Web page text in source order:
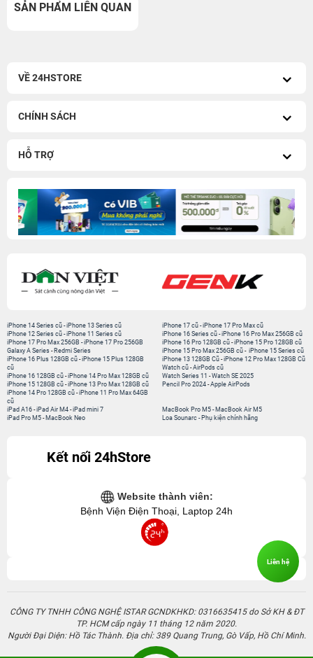
SẢN PHẨM LIÊN QUAN
VỀ 24HSTORE
CHÍNH SÁCH
HỖ TRỢ
iPhone 14 Series cũ -iPhone 13 Series cũ
iPhone 12 Series cũ -iPhone 11 Series cũ
iPhone 17 Pro Max 256GB -iPhone 17 Pro 256GB
Galaxy A Series - Redmi Series
iPhone 17 cũ-iPhone 17 Pro Max cũ
iPhone 16 Series cũ- iPhone 16 Pro Max 256GB cũ
iPhone 16 Pro 128GB cũ-iPhone 15 Pro 128GB cũ
iPhone 15 Pro Max 256GB cũ- iPhone 15 Series cũ
iPhone 16 Plus 128GB cũ -iPhone 15 Plus 128GB
cũ
iPhone 16 128GB cũ -iPhone 14 Pro Max 128GB cũ
iPhone 15 128GB cũ -iPhone 13 Pro Max 128GB cũ
iPhone 14 Pro 128GB cũ -iPhone 11 Pro Max 64GB
cũ
iPhone 13 128GB Cũ-iPhone 12 Pro Max 128GB Cũ
Watch cũ-AirPods cũ
Watch Series 11 -Watch SE 2025
Pencil Pro 2024-Apple AirPods
iPad A16 -iPad Air M4 -iPad mini 7
iPad Pro M5 - MacBook Neo
MacBook Pro M5- MacBook Air M5
Loa Sounarc- Phụ kiện chính hãng
Kết nối 24hStore
Website thành viên:
Bệnh Viện Điện Thoại, Laptop 24h
CÔNG TY TNHH CÔNG NGHỆ ISTAR GCNDKHKD: 0316635415 do Sở KH & ĐT
TP. HCM cấp ngày 11 tháng 12 năm 2020.
Người Đại Diện: Hồ Tác Thành. Địa chỉ: 389 Quang Trung, Gò Vấp, Hồ Chí Minh.
Liên hệ